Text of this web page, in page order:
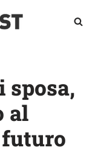
sposa,
al